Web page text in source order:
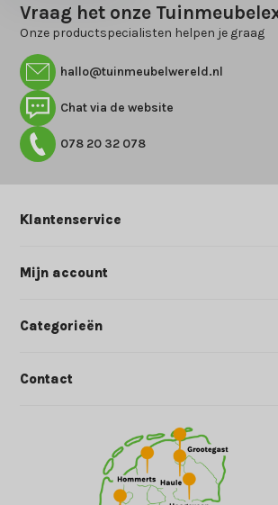
Vraag het onze
Onze productspecialisten helpen je graag
hallo@tuinmeubelwereld.nl
Chat via de website
078 20 32 078
Klantenservice
Mijn account
Categorieën
Contact